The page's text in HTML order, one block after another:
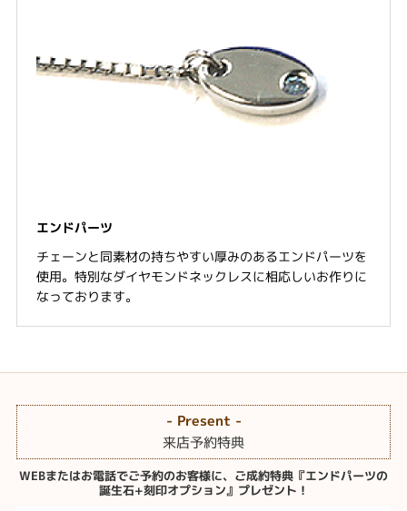
エンドパーツ
チェーンと同素材の持ちやすい厚みのあるエンドパーツを
使用。特別なダイヤモンドネックレスに相応しいお作りに
なっております。
- Present -
来店予約特典
WEBまたはお電話でご予約のお客様に、ご成約特典『エンドパーツの
誕生石+刻印オプション』プレゼント！